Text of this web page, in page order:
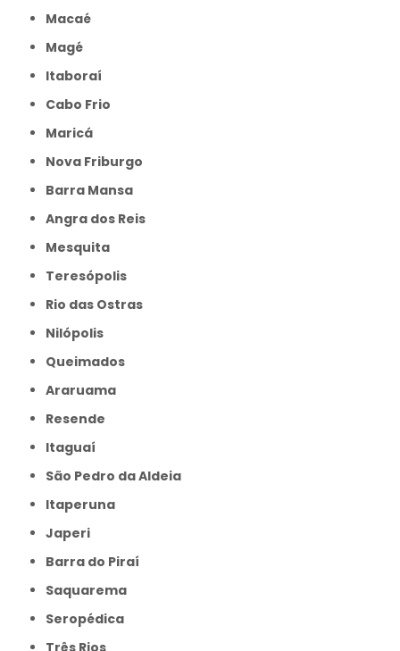
Macaé
Magé
Itaboraí
Cabo Frio
Maricá
Nova Friburgo
Barra Mansa
Angra dos Reis
Mesquita
Teresópolis
Rio das Ostras
Nilópolis
Queimados
Araruama
Resende
Itaguaí
São Pedro da Aldeia
Itaperuna
Japeri
Barra do Piraí
Saquarema
Seropédica
Três Rios